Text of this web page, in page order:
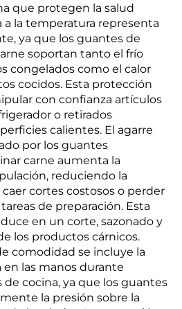
que protegen la salud
a la temperatura representa
ya que los guantes de
soportan tanto el frío
congelados como el calor
cocidos. Esta protección
con confianza artículos
o retirados
calientes. El agarre
por los guantes
carne aumenta la
reduciendo la
cortes costosos o perder
de preparación. Esta
en un corte, sazonado y
los productos cárnicos.
comodidad se incluye la
las manos durante
de cocina, ya que los guantes
la presión sobre la